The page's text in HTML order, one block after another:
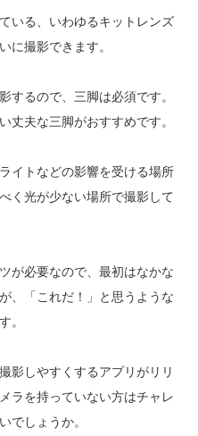
いる、いわゆるキットレンズ
に撮影できます。
するので、三脚は必須です。
丈夫な三脚がおすすめです。
イトなどの影響を受ける場所
く光が少ない場所で撮影して
が必要なので、最初はなかな
、「これだ！」と思うような
。
影しやすくするアプリがリリ
ラを持っていない方はチャレ
でしょうか。